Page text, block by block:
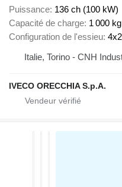
Puissance 136 ch (100 kW)
Capacité de charge 1 000 kg
Configuration de l'essieu 4x2
Italie, Torino - CNH
IVECO ORECCHIA S.p.A.